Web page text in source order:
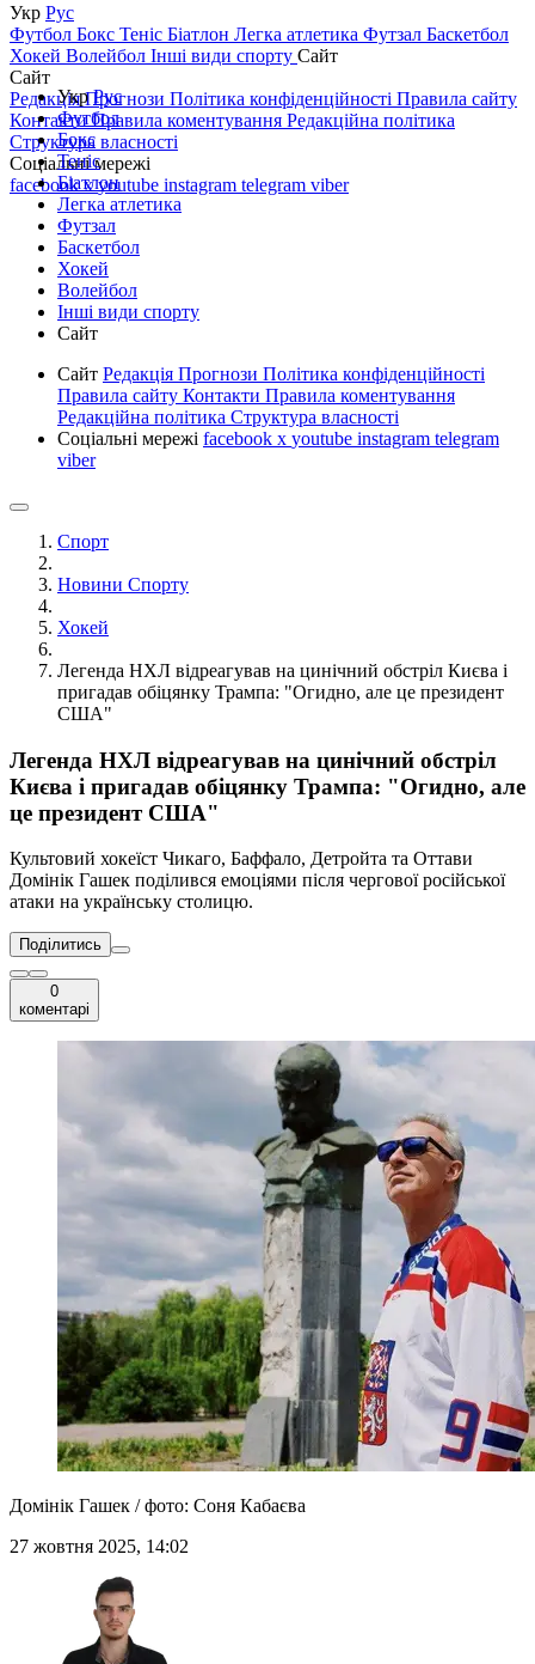
Укр Рус
Футбол Бокс Теніс Біатлон Легка атлетика Футзал Баскетбол
Хокей Волейбол Інші види спорту Сайт
Сайт
РедакціяПрогнози Політика конфіденційності Правила сайту
КонтактиПравила коментування Редакційна політика
Структура власності
Соціальні мережі
facebookxyoutube instagram telegram viber
УкрРус
Футбол
Бокс
Теніс
Біатлон
Легка атлетика
Футзал
Баскетбол
Хокей
Волейбол
Інші види спорту
Сайт
Сайт Редакція Прогнози Політика конфіденційності
Правила сайту Контакти Правила коментування
Редакційна політика Структура власності
Соціальні мережі facebook x youtube instagram telegram
viber
Спорт
Новини Спорту
Хокей
Легенда НХЛ відреагував на цинічний обстріл Києва і
пригадав обіцянку Трампа: "Огидно, але це президент
США"
Легенда НХЛ відреагував на цинічний обстріл
Києва і пригадав обіцянку Трампа: "Огидно, але
це президент США"
Культовий хокеїст Чикаго, Баффало, Детройта та Оттави
Домінік Гашек поділився емоціями після чергової російської
атаки на українську столицю.
Поділитись
0
коментарі
Домінік Гашек / фото: Соня Кабаєва
27 жовтня 2025, 14:02